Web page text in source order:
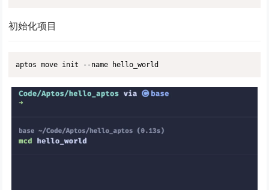
初始化项目
aptos move init --name hello_world